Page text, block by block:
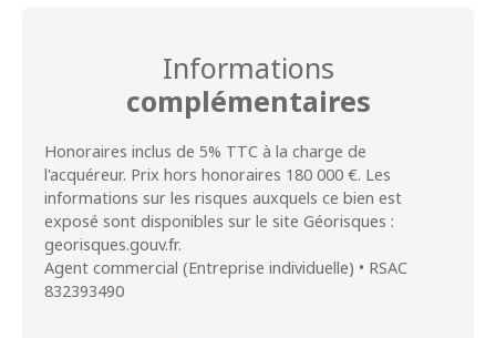
Informations
complémentaires
Honoraires inclus de 5% TTC à la charge de
l'acquéreur. Prix hors honoraires 180 000 €. Les
informations sur les risques auxquels ce bien est
exposé sont disponibles sur le site Géorisques :
georisques.gouv.fr.
Agent commercial (Entreprise individuelle) • RSAC
832393490